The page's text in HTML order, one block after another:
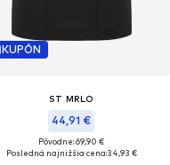
KUPÓN
ST MRLO
44,91 €
Pôvodne: 69,90 €
Posledná najnižšia cena:34,93 €